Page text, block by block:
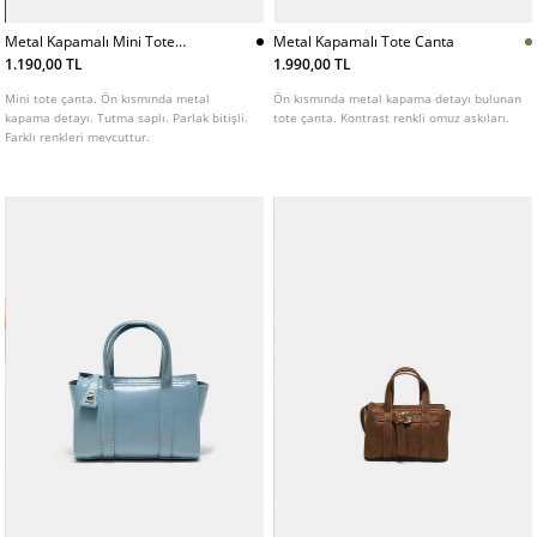
Metal Kapamalı Mini Tote
Canta
1.190,00 TL
Mini tote çanta. Ön kısmında metal
kapama detayı. Tutma saplı. Parlak bitişli.
Farklı renkleri mevcuttur.
Metal Kapamalı Tote Canta
1.990,00 TL
Ön kısmında metal kapama detayı bulunan
tote çanta. Kontrast renkli omuz askıları.